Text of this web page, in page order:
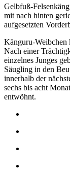
Gelbfuß-
mit nach hinten
aufgesetzten
Känguru-Weibchen
Nach einer
einzelnes Junges
Säugling in den
innerhalb der
sechs bis acht
entwöhnt.